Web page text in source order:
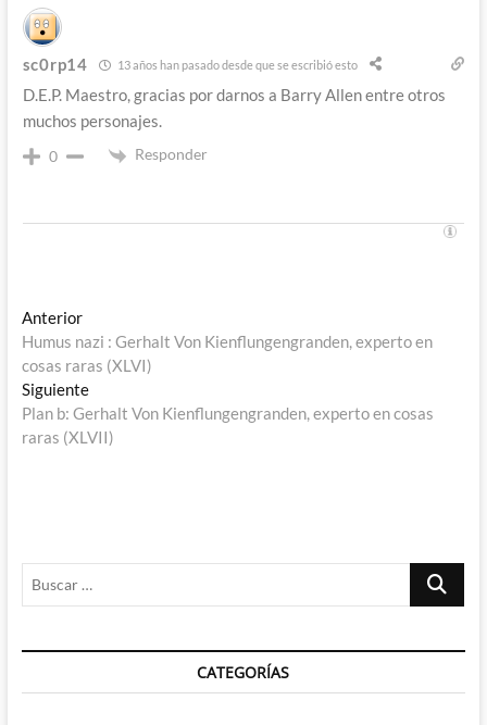
sc0rp14 13 años han pasado desde que se escribió esto
D.E.P. Maestro, gracias por darnos a Barry Allen entre otros
muchos personajes.
0 Responder
Navegación
de
entradas
AnteriorEntrada
anterior:
Humus nazi : Gerhalt Von Kienflungengranden, experto en
cosas raras (XLVI)
SiguienteEntrada
siguiente:
Plan b: Gerhalt Von Kienflungengranden, experto en cosas
raras (XLVII)
Buscar
CATEGORÍAS